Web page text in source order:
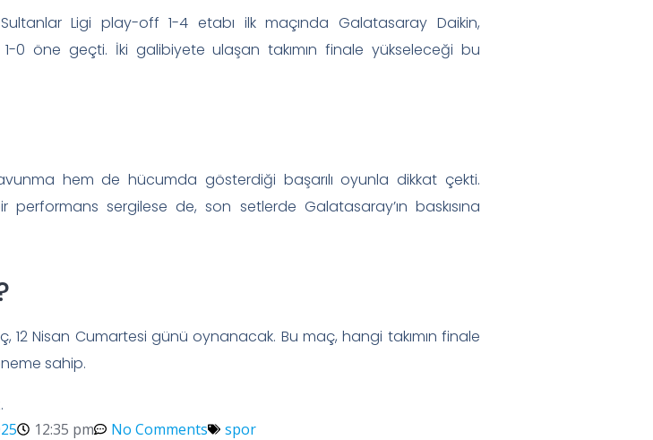
Ligi play-off 1-4 etabı ilk maçında Galatasaray Daikin,
0 öne geçti. İki galibiyete ulaşan takımın finale yükseleceği bu
hem de hücumda gösterdiği başarılı oyunla dikkat çekti.
sergilese de, son setlerde Galatasaray’ın baskısına
12 Nisan Cumartesi günü oynanacak. Bu maç, hangi takımın finale
sahip.
12:35 pm No Comments spor